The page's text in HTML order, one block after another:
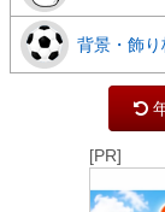
背景・飾り
[PR]